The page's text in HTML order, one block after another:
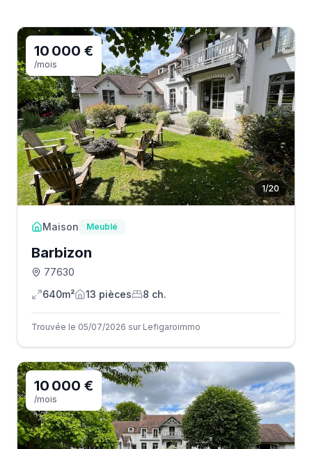
1/20
10 000 €
/mois
Maison Meublé
Barbizon
77630
640m²
13 pièces 8 ch.
Trouvée le 05/07/2026 sur Lefigaroimmo
10 000 €
/mois